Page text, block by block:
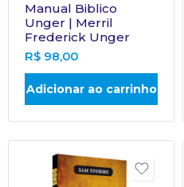
Manual Biblico
Unger | Merril
Frederick Unger
R$ 98,00
Adicionar ao carrinho